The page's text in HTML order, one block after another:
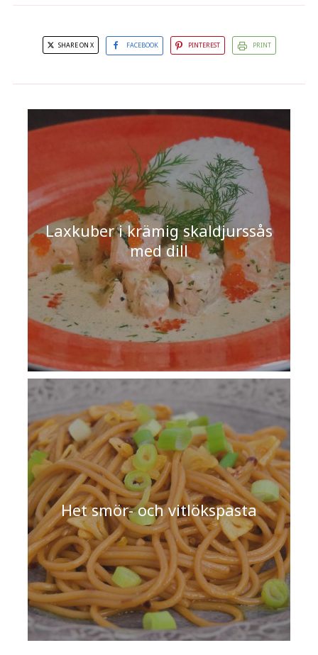
SHARE ON X FACEBOOK PINTEREST PRINT
Laxkuber i krämig skaldjurssås
med dill
Het smör- och vitlökspasta